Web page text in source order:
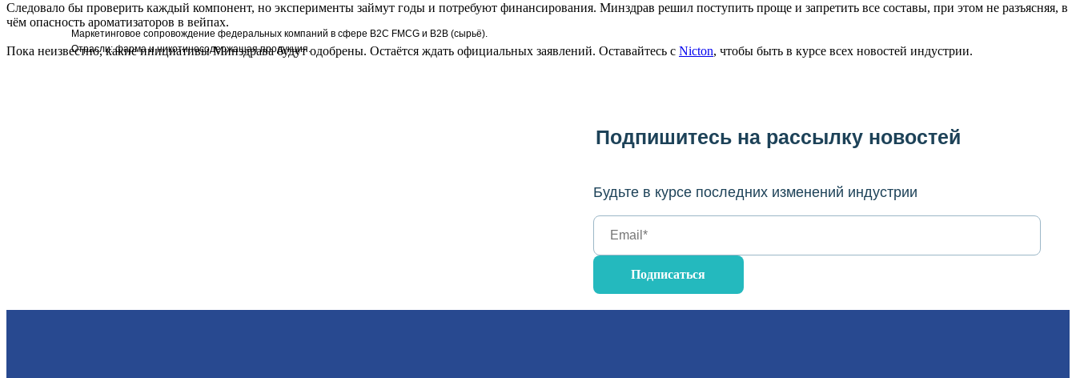
Следовало бы проверить каждый компонент, но эксперименты займут годы и потребуют финансирования. Минздрав решил поступить проще и запретить все составы, при этом не разъясняя, в
чём опасность ароматизаторов в вейпах.
Пока неизвестно, какие инициативы Минздрава будут одобрены. Остаётся ждать официальных заявлений. Оставайтесь с Nicton, чтобы быть в курсе всех новостей индустрии.
Маркетинговое сопровождение федеральных компаний в сфере В2С FMCG и В2В (сырьё).
Отрасли: фарма и никотиносодержащая продукция.
Подпишитесь на рассылку новостей
Будьте в курсе последних изменений индустрии
Подписаться